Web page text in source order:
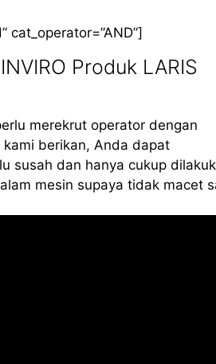
cat_operator=”AND”]
Produk LARIS
merekrut operator dengan
berikan, Anda dapat
susah dan hanya cukup
mesin supaya tidak macet